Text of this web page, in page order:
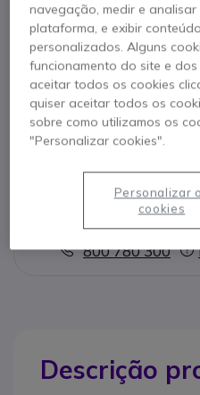
Características principais
Bateria compatível para XTR-
Contacte os nossos
800 780 300
Descrição
navegação, medir e
plataforma, e exibir
personalizados. Alguns
funcionamento do site e
aceitar todos os cookies
quiser aceitar todos os
sobre como utilizamos os
"Personalizar cookies".
Personalizar
cookies